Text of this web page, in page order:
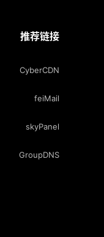
推荐链接
CyberCDN
feiMail
skyPanel
GroupDNS